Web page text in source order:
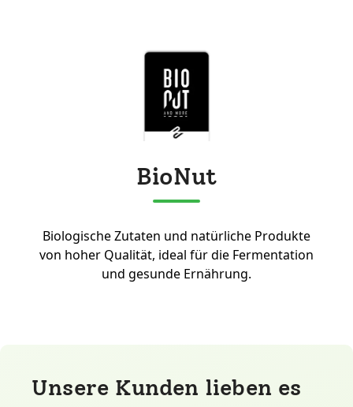
BioNut
Biologische Zutaten und natürliche Produkte
von hoher Qualität, ideal für die Fermentation
und gesunde Ernährung.
Unsere Kunden lieben es